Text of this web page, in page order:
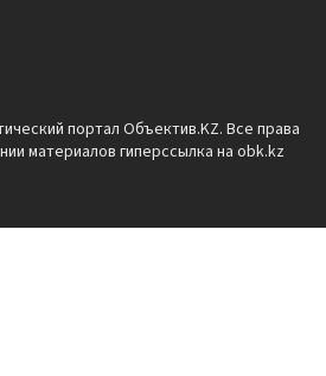
портал Объектив.KZ. Все права
материалов гиперссылка на obk.kz